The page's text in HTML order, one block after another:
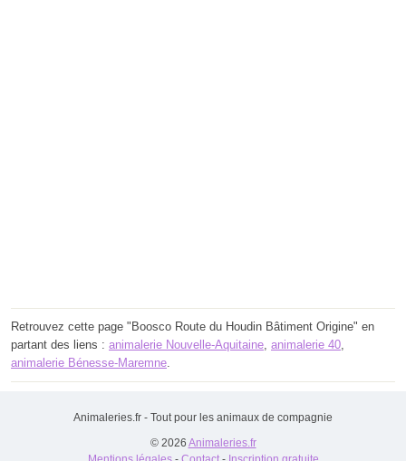
Retrouvez cette page "Boosco Route du Houdin Bâtiment Origine" en
partant des liens : animalerie Nouvelle-Aquitaine, animalerie 40,
animalerie Bénesse-Maremne.
Animaleries.fr - Tout pour les animaux de compagnie
© 2026 Animaleries.fr